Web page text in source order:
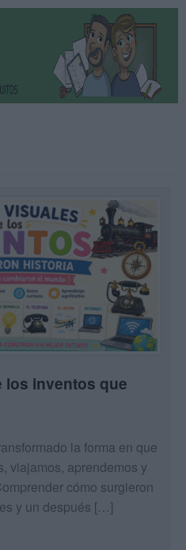
los inventos que
la forma en que
viajamos, aprendemos y
cómo surgieron
y un después […]